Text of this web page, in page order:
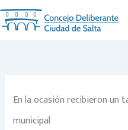
Ir
al
contenido
En la ocasión recibieron un
municipal